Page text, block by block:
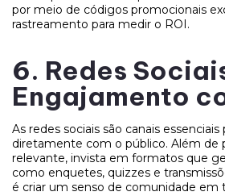
por meio de códigos promocionais
rastreamento para medir o ROI.
6. Redes
Engajamento
As redes sociais são canais essenciais
diretamente com o público. Além de
relevante, invista em formatos que
como enquetes, quizzes e
é criar um senso de comunidade em